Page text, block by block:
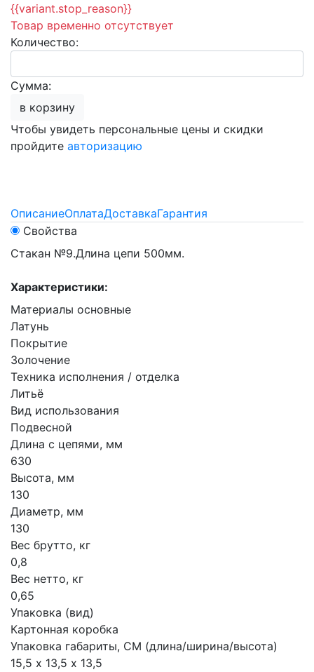
{{variant.stop_reason}}
Товар временно отсутствует
Количество:
Сумма:
в корзину
Чтобы увидеть персональные цены и скидки
пройдите авторизацию
ОписаниеОплатаДоставкаГарантия
Свойства
Стакан №9.Длина цепи 500мм.
Характеристики:
Материалы основные
Латунь
Покрытие
Золочение
Техника исполнения / отделка
Литьё
Вид использования
Подвесной
Длина с цепями, мм
630
Высота, мм
130
Диаметр, мм
130
Вес брутто, кг
0,8
Вес нетто, кг
0,65
Упаковка (вид)
Картонная коробка
Упаковка габариты, СМ (длина/ширина/высота)
15,5 х 13,5 х 13,5